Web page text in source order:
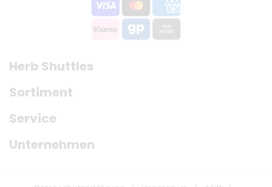
Herb Shuttles
Sortiment
Service
Unternehmen